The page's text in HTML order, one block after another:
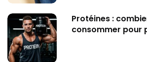
Protéines :
consommer pour